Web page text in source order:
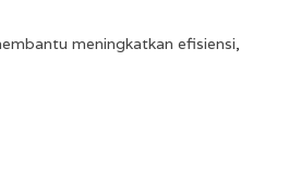
meningkatkan efisiensi,